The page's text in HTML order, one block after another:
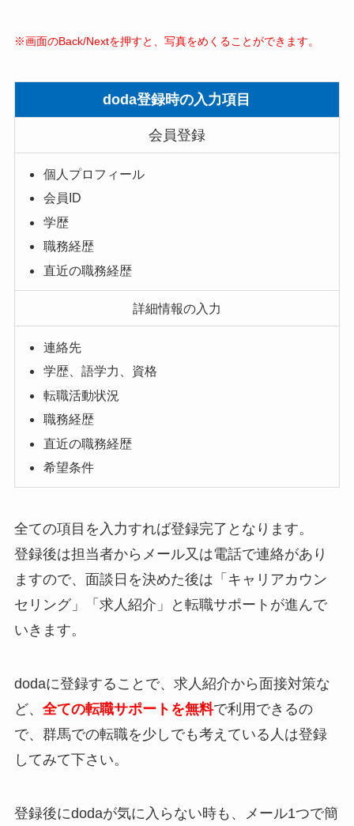
※画面のBack/Nextを押すと、写真をめくることができます。
doda登録時の入力項目
会員登録
個人プロフィール
会員ID
学歴
職務経歴
直近の職務経歴
詳細情報の入力
連絡先
学歴、語学力、資格
転職活動状況
職務経歴
直近の職務経歴
希望条件
全ての項目を入力すれば登録完了となります。
登録後は担当者からメール又は電話で連絡があり
ますので、面談日を決めた後は「キャリアカウン
セリング」「求人紹介」と転職サポートが進んで
いきます。
dodaに登録することで、求人紹介から面接対策な
ど、 全ての転職サポートを無料で利用できるの
で、群馬での転職を少しでも考えている人は登録
してみて下さい。
登録後にdodaが気に入らない時も、メール1つで簡